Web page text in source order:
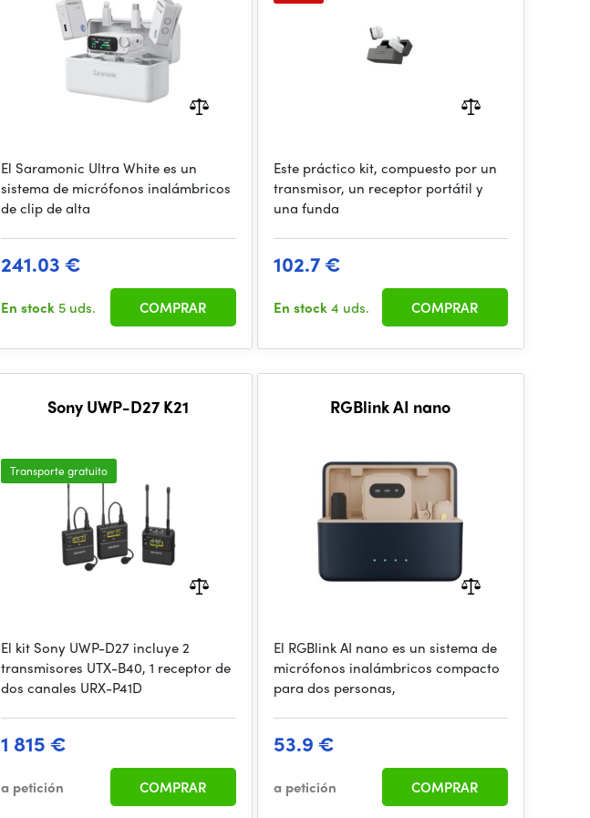
El Saramonic Ultra White es un
sistema de micrófonos inalámbricos
de clip de alta
241.03 €
En stock 5 uds. COMPRAR
Este práctico kit, compuesto por un
transmisor, un receptor portátil y
una funda
102.7 €
En stock4 uds. COMPRAR
Sony UWP-D27 K21
Transporte gratuito
El kit Sony UWP-D27 incluye 2
transmisores UTX-B40, 1 receptor de
dos canales URX-P41D
1 815 €
a petición COMPRAR
RGBlink AI nano
El RGBlink AI nano es un sistema de
micrófonos inalámbricos compacto
para dos personas,
53.9 €
a petición COMPRAR